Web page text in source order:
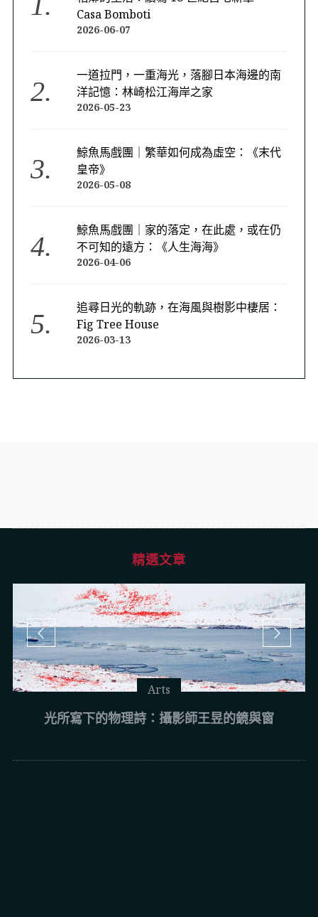
Casa Bomboti
2026-06-07
一道拉門，一重海光，落腳日本海邊的南
洋記憶：林崎松江海岸之家
2026-05-23
鯨魚馬戲團｜繁華如何成為虛空：《末代
皇帝》
2026-05-08
鯨魚馬戲團｜家的落定，在此處，或在仍
不可知的遠方：《人生海海》
2026-04-06
追尋日光的軌跡，在海風與樹影中棲居：
Fig Tree House
2026-03-13
精選文章
Arts
光所寫下的物理詩：攝影師王昱的鏡與窗